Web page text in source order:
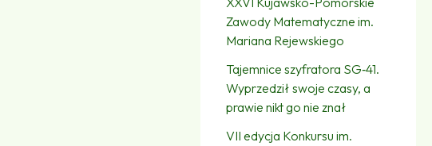
Zawody Matematyczne im.
Mariana Rejewskiego
Tajemnice szyfratora SG‑41.
Wyprzedził swoje czasy, a
prawie nikt go nie znał
VII edycja Konkursu im.